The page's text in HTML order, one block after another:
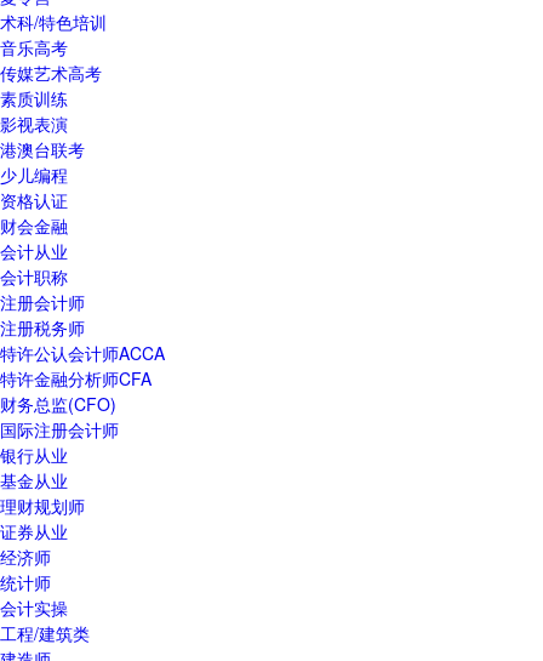
术科/特色培训
音乐高考
传媒艺术高考
素质训练
影视表演
港澳台联考
少儿编程
资格认证
财会金融
会计从业
会计职称
注册会计师
注册税务师
特许公认会计师ACCA
特许金融分析师CFA
财务总监(CFO)
国际注册会计师
银行从业
基金从业
理财规划师
证券从业
经济师
统计师
会计实操
工程/建筑类